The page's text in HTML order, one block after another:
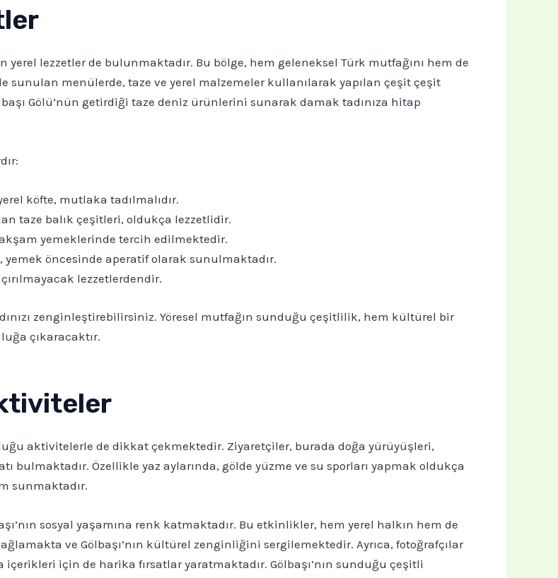
yerel lezzetler de bulunmaktadır. Bu bölge, hem geleneksel Türk mutfağını hem de
sunulan menülerde, taze ve yerel malzemeler kullanılarak yapılan çeşit çeşit
Gölü’nün getirdiği taze deniz ürünlerini sunarak damak tadınıza hitap
köfte, mutlaka tadılmalıdır.
taze balık çeşitleri, oldukça lezzetlidir.
yemeklerinde tercih edilmektedir.
yemek öncesinde aperatif olarak sunulmaktadır.
lezzetlerdendir.
zenginleştirebilirsiniz. Yöresel mutfağın sunduğu çeşitlilik, hem kültürel bir
çıkaracaktır.
aktivitelerle de dikkat çekmektedir. Ziyaretçiler, burada doğa yürüyüşleri,
bulmaktadır. Özellikle yaz aylarında, gölde yüzme ve su sporları yapmak oldukça
sunmaktadır.
sosyal yaşamına renk katmaktadır. Bu etkinlikler, hem yerel halkın hem de
ve Gölbaşı’nın kültürel zenginliğini sergilemektedir. Ayrıca, fotoğrafçılar
için de harika fırsatlar yaratmaktadır. Gölbaşı’nın sunduğu çeşitli